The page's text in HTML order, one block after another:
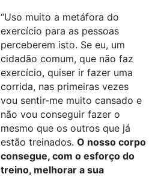
“Uso muito a metáfora do
exercício para as pessoas
perceberem isto. Se eu, um
cidadão comum, que não faz
exercício, quiser ir fazer uma
corrida, nas primeiras vezes
vou sentir-me muito cansado e
não vou conseguir fazer o
mesmo que os outros que já
estão treinados. O nosso corpo
consegue, com o esforço do
treino, melhorar a sua